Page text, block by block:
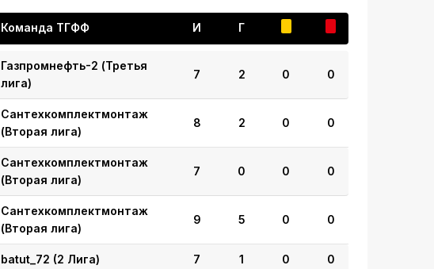
Команда ТГФФ И Г
Газпромнефть-2 (Третья
лига)
7 2 0 0
Сантехкомплектмонтаж
(Вторая лига)
8 2 0 0
Сантехкомплектмонтаж
(Вторая лига)
7 0 0 0
Сантехкомплектмонтаж
(Вторая лига)
9 5 0 0
batut_72 (2 Лига) 7 1 0 0